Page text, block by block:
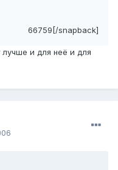
66759[/snapback]
и для неё и для